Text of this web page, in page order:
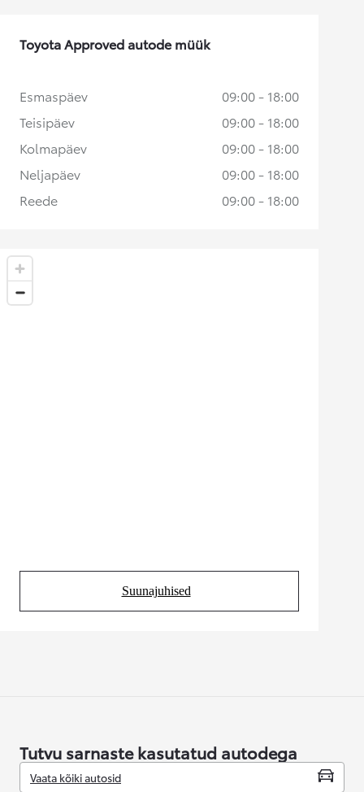
Suunajuhised
(Opens in new tab)
Toyota Approved autode müük
Esmaspäev
09:00 - 18:00
Teisipäev
09:00 - 18:00
Kolmapäev
09:00 - 18:00
Neljapäev
09:00 - 18:00
Reede
09:00 - 18:00
Tutvu sarnaste kasutatud autodega
Vaata kõiki autosid